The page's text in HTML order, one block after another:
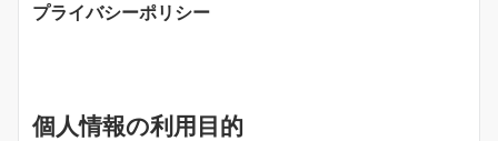
プライバシーポリシー
個人情報の利用目的